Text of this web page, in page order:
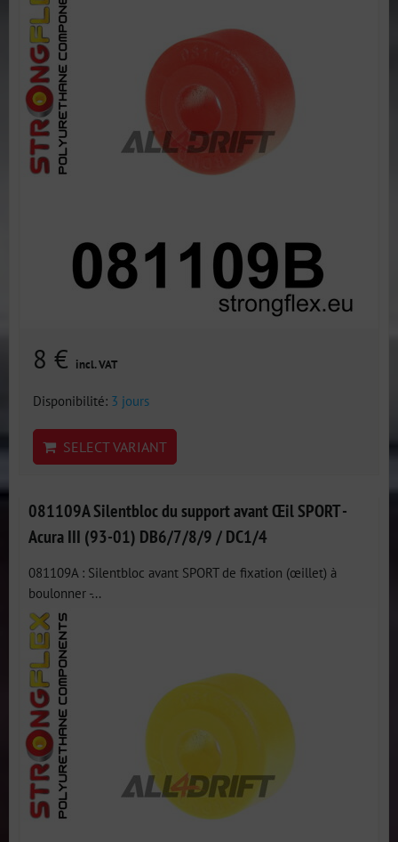
8 € incl. VAT
Disponibilité: 3 jours
SELECT VARIANT
081109A Silentbloc du support avant Œil SPORT -
Acura III (93-01) DB6/7/8/9 / DC1/4
081109A : Silentbloc avant SPORT de fixation (œillet) à
boulonner -...